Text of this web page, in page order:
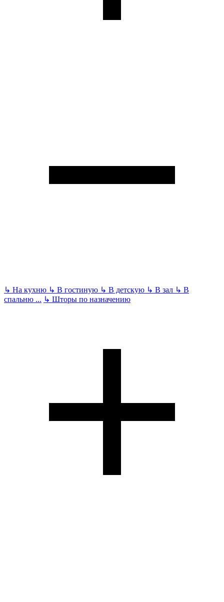
↳ На кухню ↳ В гостиную ↳ В детскую ↳ В зал ↳ В
спальню ... ↳ Шторы по назначению